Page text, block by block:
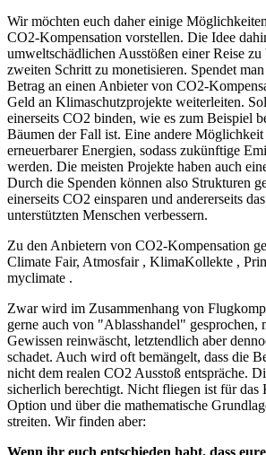
Wir möchten euch daher einige
CO2-Kompensation vorstellen. Die Idee
umweltschädlichen Ausstößen einer Reise
zweiten Schritt zu monetisieren. Spendet
Betrag an einen Anbieter von CO2-
Geld an Klimaschutzprojekte weiterleiten.
einerseits CO2 binden, wie es zum Beispiel
Bäumen der Fall ist. Eine andere
erneuerbarer Energien, sodass zukünftige
werden. Die meisten Projekte haben auch
Durch die Spenden können also Strukturen
einerseits CO2 einsparen und andererseits
unterstützten Menschen verbessern.
Zu den Anbietern von CO2-Kompensation
Climate Fair, Atmosfair , KlimaKollekte ,
myclimate .
Zwar wird im Zusammenhang von
gerne auch von "Ablasshandel" gesprochen,
Gewissen reinwäscht, letztendlich aber
schadet. Auch wird oft bemängelt, dass die
nicht dem realen CO2 Ausstoß entspräche.
sicherlich berechtigt. Nicht fliegen ist für das
Option und über die mathematische
streiten. Wir finden aber: